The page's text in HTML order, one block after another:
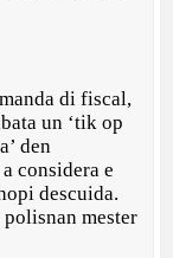
di fiscal,
un ‘tik op
den
considera e
descuida.
mester